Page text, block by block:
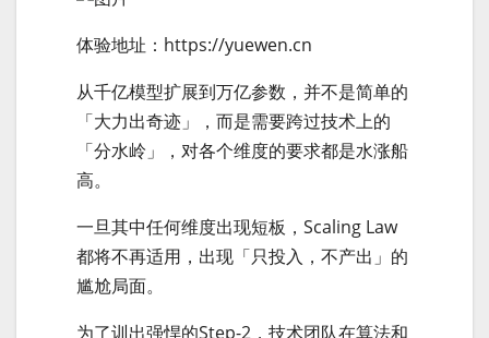
体验地址：https://yuewen.cn
从千亿模型扩展到万亿参数，并不是简单的
「大力出奇迹」，而是需要跨过技术上的
「分水岭」，对各个维度的要求都是水涨船
高。
一旦其中任何维度出现短板，Scaling Law
都将不再适用，出现「只投入，不产出」的
尴尬局面。
为了训出强悍的Step-2，技术团队在算法和